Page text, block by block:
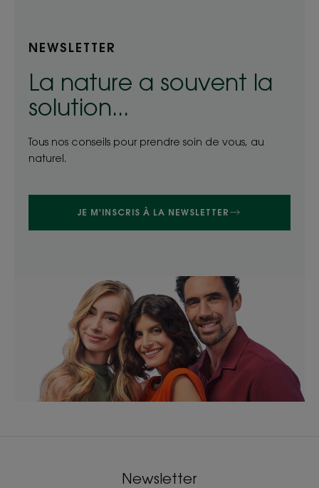
NEWSLETTER
La nature a souvent la
solution...
Tous nos conseils pour prendre soin de vous, au
naturel.
JE M'INSCRIS À LA NEWSLETTER
Newsletter